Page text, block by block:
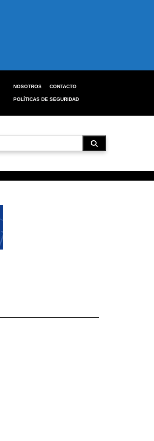
NOSOTROS CONTACTO
POLÍTICAS DE SEGURIDAD